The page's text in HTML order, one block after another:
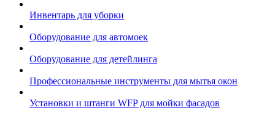
Инвентарь для уборки
Оборудование для автомоек
Оборудование для детейлинга
Профессиональные инструменты для мытья окон
Установки и штанги WFP для мойки фасадов